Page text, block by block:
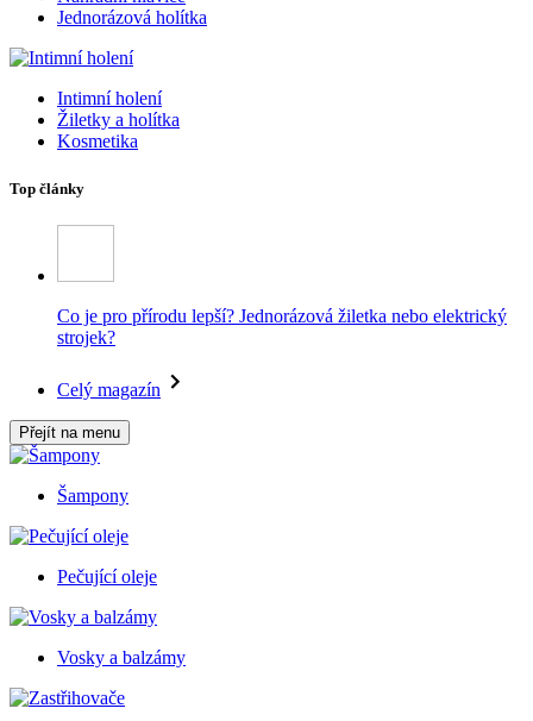
Jednorázová holítka
Intimní holení
Žiletky a holítka
Kosmetika
Top články
Co je pro přírodu lepší? Jednorázová žiletka nebo elektrický
strojek?
Celý magazín
Přejít na menu
Šampony
Pečující oleje
Vosky a balzámy